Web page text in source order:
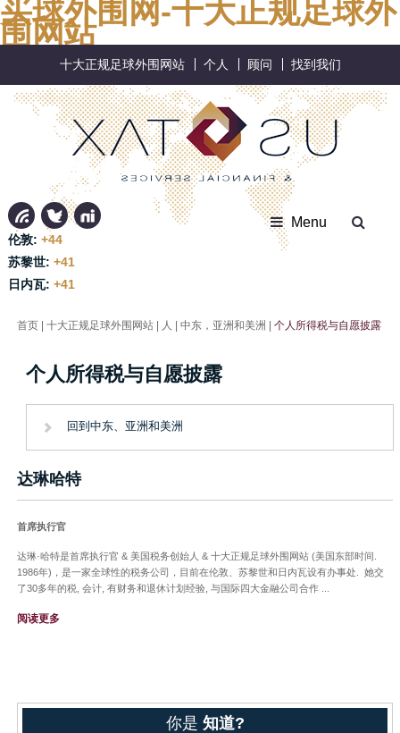
买球外围网-十大正规足球外
围网站
十大正规足球外围网站 个人 顾问 找到我们
伦敦: +44
苏黎世: +41
日内瓦: +41
Menu
首页| 十大正规足球外围网站 | 人 | 中东，亚洲和美洲 | 个人所得税与自愿披露
个人所得税与自愿披露
回到中东、亚洲和美洲
达琳哈特
首席执行官
达琳·哈特是首席执行官 & 美国税务创始人 & 十大正规足球外围网站 (美国东部时间.
1986年)，是一家全球性的税务公司，目前在伦敦、苏黎世和日内瓦设有办事处. 她交
了30多年的税, 会计, 有财务和退休计划经验, 与国际四大金融公司合作 ...
阅读更多
你是 知道?